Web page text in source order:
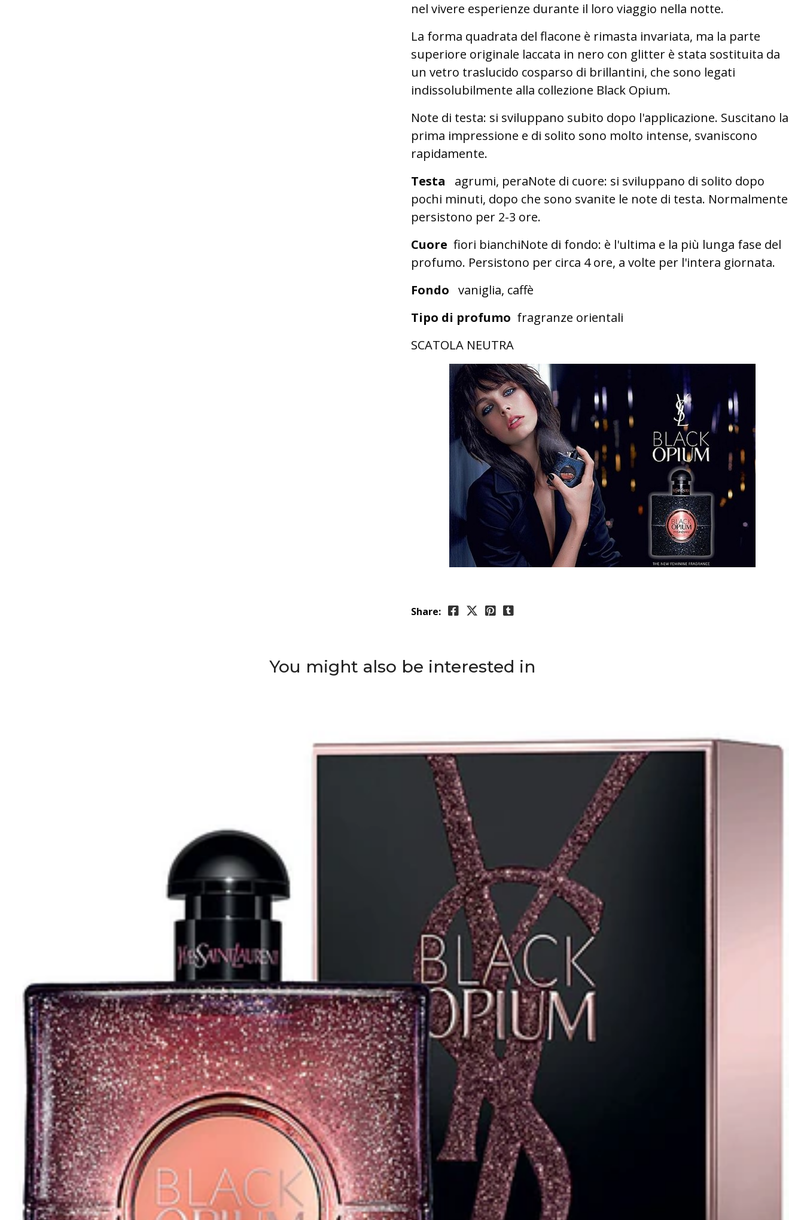
nel vivere esperienze durante il loro viaggio nella notte.
La forma quadrata del flacone è rimasta invariata, ma la parte
superiore originale laccata in nero con glitter è stata sostituita da
un vetro traslucido cosparso di brillantini, che sono legati
indissolubilmente alla collezione Black Opium.
Note di testa: si sviluppano subito dopo l'applicazione. Suscitano la
prima impressione e di solito sono molto intense, svaniscono
rapidamente.
Testa agrumi, peraNote di cuore: si sviluppano di solito dopo
pochi minuti, dopo che sono svanite le note di testa. Normalmente
persistono per 2-3 ore.
Cuore fiori bianchiNote di fondo: è l'ultima e la più lunga fase del
profumo. Persistono per circa 4 ore, a volte per l'intera giornata.
Fondo vaniglia, caffè
Tipo di profumo fragranze orientali
SCATOLA NEUTRA
Share:
You might also be interested in